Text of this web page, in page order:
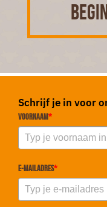
Schrijf je in voor
Voornaam*
E-mailadres*